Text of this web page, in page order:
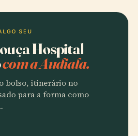
SEU
Hospital
com a Audiala.
bolso, itinerário no
para a forma como